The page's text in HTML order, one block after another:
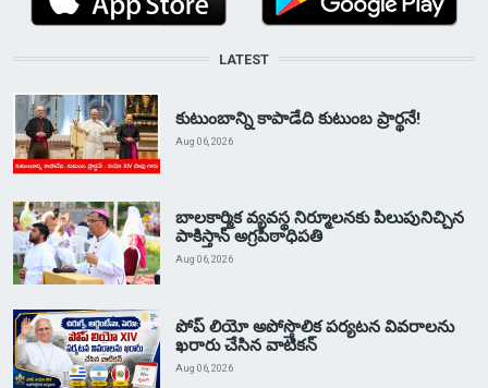
LATEST
కుటుంబాన్ని కాపాడేది కుటుంబ ప్రార్థనే!
Aug 06, 2026
బాలకార్మిక వ్యవస్థ నిర్మూలనకు పిలుపునిచ్చిన
పాకిస్తాన్ అగ్రపీఠాధిపతి
Aug 06, 2026
పోప్ లియో అపోస్తొలిక పర్యటన వివరాలను
ఖరారు చేసిన వాటికన్
Aug 06, 2026